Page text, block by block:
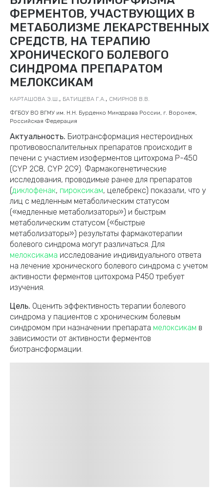
ФЕРМЕНТОВ, УЧАСТВУЮЩИХ В
МЕТАБОЛИЗМЕ ЛЕКАРСТВЕННЫХ
СРЕДСТВ, НА ТЕРАПИЮ
ХРОНИЧЕСКОГО БОЛЕВОГО
СИНДРОМА ПРЕПАРАТОМ
МЕЛОКСИКАМ
ФГБОУ ВО ВГМУ им. Н.Н. Бурденко Минздрава России, г. Воронеж,
Российская Федерация
Актуальность. Биотрансформация нестероидных
противовоспалительных препаратов происходит в
печени с участием изоферментов цитохрома Р-450
(CYP 2C8, CYP 2C9). Фармакогенетические
исследования, проводимые ранее для препаратов
(диклофенак, пироксикам, целебрекс) показали, что у
лиц с медленным метаболическим статусом
(«медленные метаболизаторы») и быстрым
метаболическим статусом («быстрые
метаболизаторы») результаты фармакотерапии
болевого синдрома могут различаться. Для
мелоксикама исследование индивидуального ответа
на лечение хронического болевого синдрома с учетом
активности ферментов цитохрома Р450 требует
изучения.
Цель. Оценить эффективность терапии болевого
синдрома у пациентов с хроническим болевым
синдромом при назначении препарата мелоксикам в
зависимости от активности ферментов
биотрансформации.
КАРТАШОВА Э.Ш., БАТИЩЕВА Г.А., СМИРНОВ В.В.